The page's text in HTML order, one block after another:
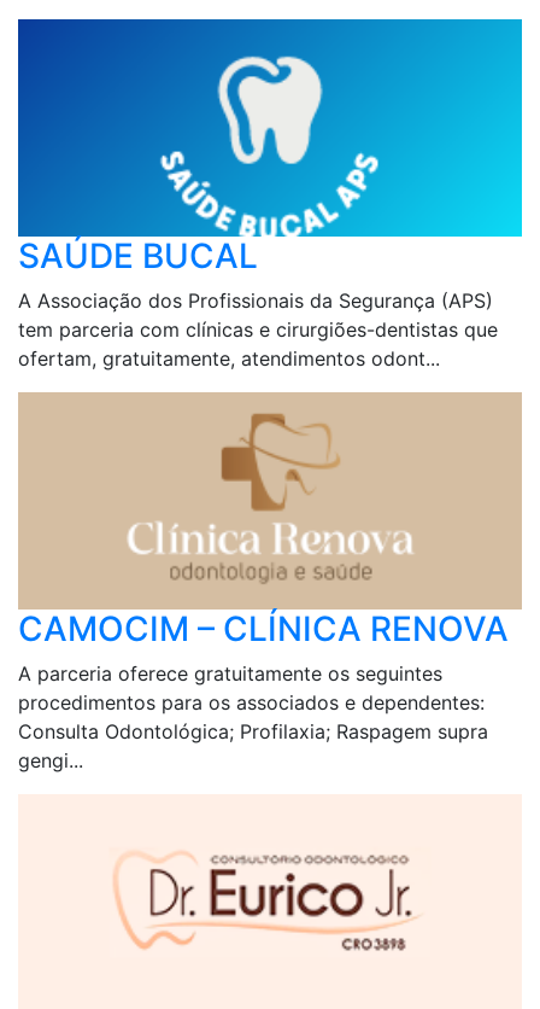
SAÚDE BUCAL
A Associação dos Profissionais da Segurança (APS)
tem parceria com clínicas e cirurgiões-dentistas que
ofertam, gratuitamente, atendimentos odont...
CAMOCIM – CLÍNICA RENOVA
A parceria oferece gratuitamente os seguintes
procedimentos para os associados e dependentes:
Consulta Odontológica; Profilaxia; Raspagem supra
gengi...